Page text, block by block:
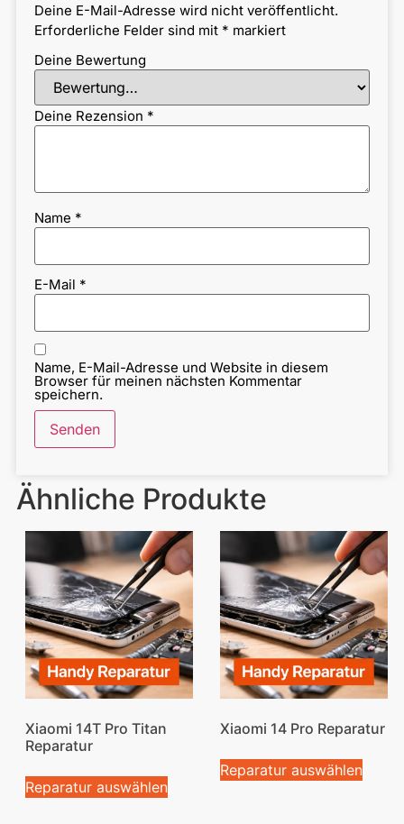
Deine E-Mail-Adresse wird nicht veröffentlicht.
Erforderliche Felder sind mit * markiert
Deine Bewertung
Deine Rezension *
Name *
E-Mail *
Name, E-Mail-Adresse und Website in diesem
Browser für meinen nächsten Kommentar
speichern.
Ähnliche Produkte
Xiaomi 14T Pro Titan
Reparatur
Reparatur auswählen
Xiaomi 14 Pro Reparatur
Reparatur auswählen